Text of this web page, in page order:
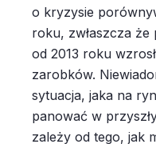
o kryzysie
roku, zwłaszcza
od 2013 roku
zarobków.
sytuacja, jaka na
panować w
zależy od tego, jak